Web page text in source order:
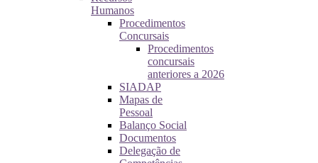
Humanos
Procedimentos
Concursais
Procedimentos
concursais
anteriores a 2026
SIADAP
Mapas de
Pessoal
Balanço Social
Documentos
Delegação de